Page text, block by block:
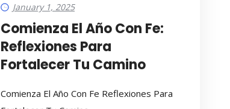
January 1, 2025
Comienza El Año Con Fe:
Reflexiones Para
Fortalecer Tu Camino
Comienza El Año Con Fe Reflexiones Para